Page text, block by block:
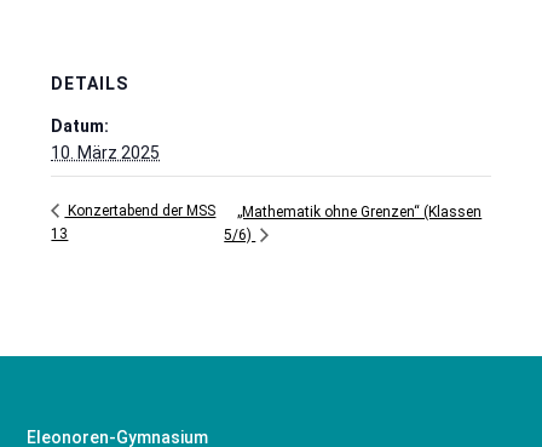
DETAILS
Datum:
10. März 2025
Konzertabend der MSS
13
„Mathematik ohne Grenzen“ (Klassen
5/6)
Eleonoren-Gymnasium